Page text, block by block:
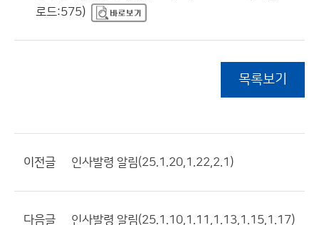
로드:575)
목록보기
이전글 인사발령 알림(25.1.20,1.22,2.1)
다음글 인사발령 알림(25.1.10,1.11,1.13,1.15,1.17)